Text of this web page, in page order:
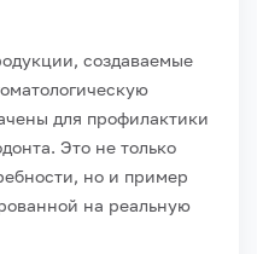
создаваемые
для профилактики
Это не только
но и пример
на реальную